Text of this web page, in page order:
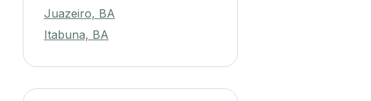
Juazeiro, BA
Itabuna, BA